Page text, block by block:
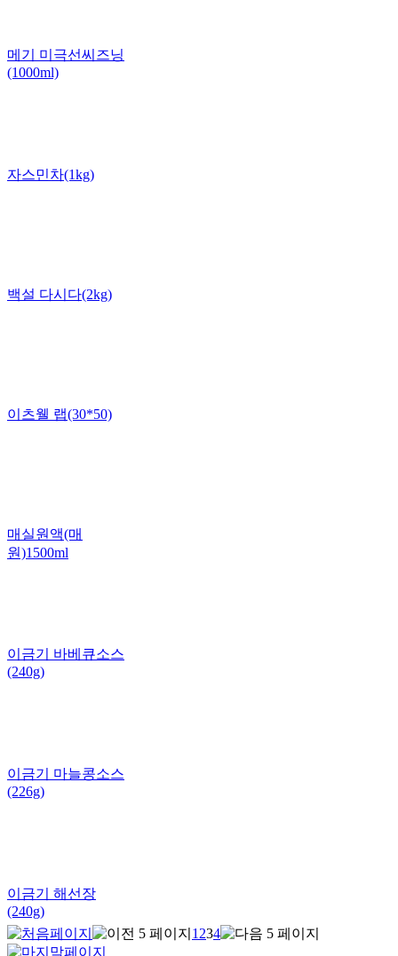
메기 미극선씨즈닝
(1000ml)
자스민차(1kg)
백설 다시다(2kg)
이츠웰 랩(30*50)
매실원액(매
원)1500ml
이금기 바베큐소스
(240g)
이금기 마늘콩소스
(226g)
이금기 해선장
(240g)
1 234